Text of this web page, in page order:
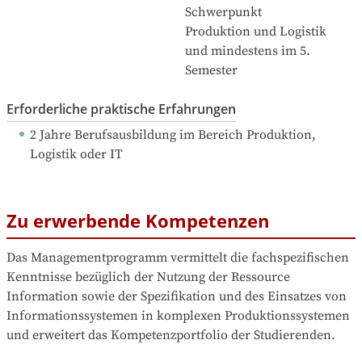
Schwerpunkt
Produktion und Logistik
und mindestens im 5.
Semester
Erforderliche praktische Erfahrungen
2 Jahre Berufsausbildung im Bereich Produktion,
Logistik oder IT
Zu erwerbende Kompetenzen
Das Managementprogramm vermittelt die fachspezifischen
Kenntnisse bezüglich der Nutzung der Ressource
Information sowie der Spezifikation und des Einsatzes von
Informationssystemen in komplexen Produktionssystemen
und erweitert das Kompetenzportfolio der Studierenden.